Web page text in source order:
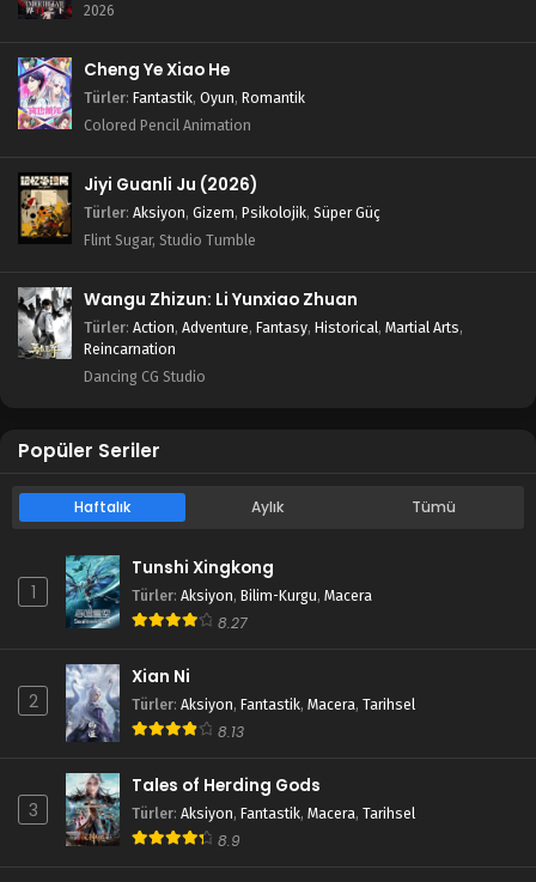
2026
Cheng Ye Xiao He
Türler: Fantastik, Oyun, Romantik
Colored Pencil Animation
Jiyi Guanli Ju (2026)
Türler: Aksiyon, Gizem, Psikolojik, Süper Güç
Flint Sugar, Studio Tumble
Wangu Zhizun: Li Yunxiao Zhuan
Türler: Action, Adventure, Fantasy, Historical, Martial Arts,
Reincarnation
Dancing CG Studio
Popüler Seriler
Haftalık Aylık Tümü
1
Tunshi Xingkong
Türler: Aksiyon, Bilim-Kurgu, Macera
8.27
2
Xian Ni
Türler: Aksiyon, Fantastik, Macera, Tarihsel
8.13
3
Tales of Herding Gods
Türler: Aksiyon, Fantastik, Macera, Tarihsel
8.9